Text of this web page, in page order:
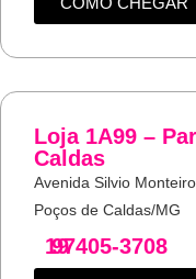
Loja 1A99 –
Caldas
Avenida Silvio
Poços de Caldas/MG
19
97405-3708